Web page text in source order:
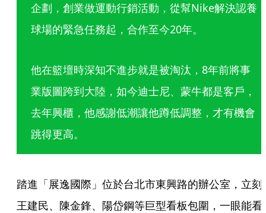
企劃，創業做運動行銷活動，從幫Nike解決認養
球場的緊急任務起，合作至今20年。
他在籃壇時深知不進步就是被淘汰，8年前將事
業版圖跨到大陸，如今迪士尼、蒙牛都是客戶，
去年興櫃，他感謝低潮讓他蹲低調整，才有機會
跳得更高。
踏進「展逸國際」位於台北市東興路的辦公室，立刻
王建民、陳金鋒、陽岱鋼等巨型看板包圍，一眼能看